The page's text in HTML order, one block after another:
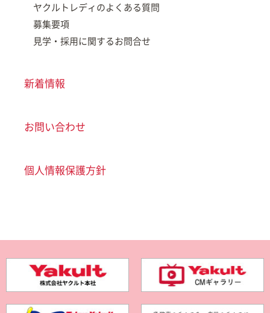
ヤクルトレディのよくある質問
募集要項
見学・採用に関するお問合せ
新着情報
お問い合わせ
個人情報保護方針